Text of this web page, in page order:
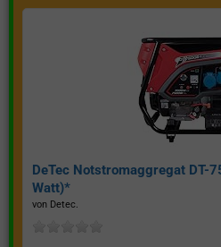
DeTec Notstromaggregat DT-
Watt)*
von Detec.